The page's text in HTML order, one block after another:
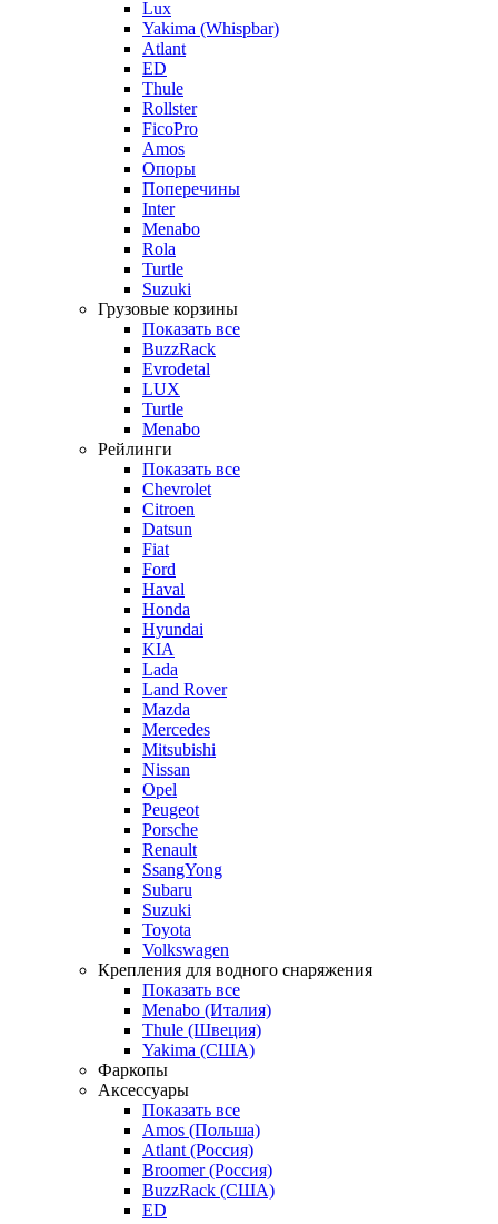
Lux
Yakima (Whispbar)
Atlant
ED
Thule
Rollster
FicoPro
Amos
Опоры
Поперечины
Inter
Menabo
Rola
Turtle
Suzuki
Грузовые корзины
Показать все
BuzzRack
Evrodetal
LUX
Turtle
Menabo
Рейлинги
Показать все
Chevrolet
Citroen
Datsun
Fiat
Ford
Haval
Honda
Hyundai
KIA
Lada
Land Rover
Mazda
Mercedes
Mitsubishi
Nissan
Opel
Peugeot
Porsche
Renault
SsangYong
Subaru
Suzuki
Toyota
Volkswagen
Крепления для водного снаряжения
Показать все
Menabo (Италия)
Thule (Швеция)
Yakima (США)
Фаркопы
Аксессуары
Показать все
Amos (Польша)
Atlant (Россия)
Broomer (Россия)
BuzzRack (США)
ED